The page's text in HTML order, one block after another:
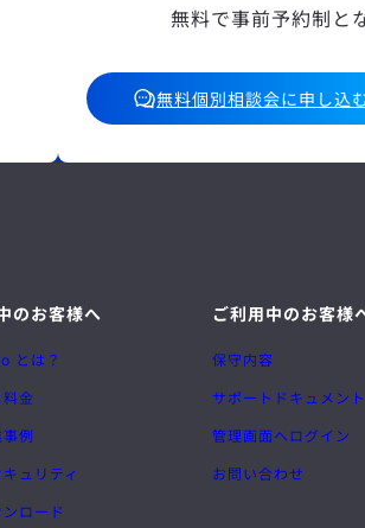
無料で事前予約制と
無料個別相談会に申し込
のお客様へ
とは？
金
例
ュリティ
ロード
ご利用中のお客様
保守内容
サポートドキュメント
管理画面へログイン
お問い合わせ